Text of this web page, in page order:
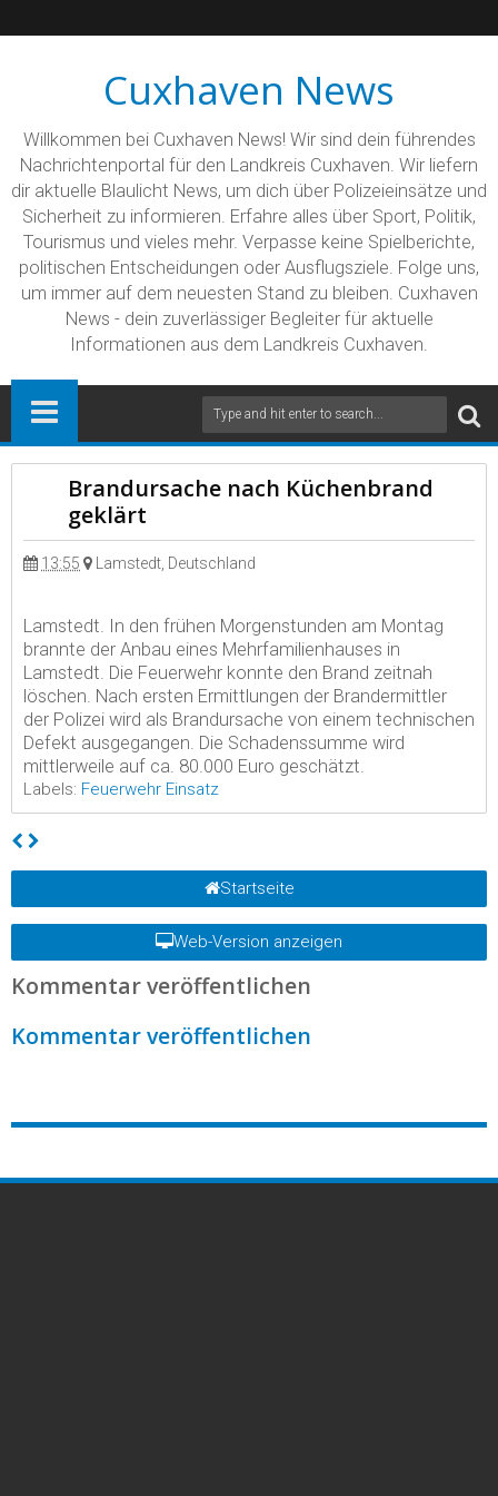
Cuxhaven News
Willkommen bei Cuxhaven News! Wir sind dein führendes
Nachrichtenportal für den Landkreis Cuxhaven. Wir liefern
dir aktuelle Blaulicht News, um dich über Polizeieinsätze und
Sicherheit zu informieren. Erfahre alles über Sport, Politik,
Tourismus und vieles mehr. Verpasse keine Spielberichte,
politischen Entscheidungen oder Ausflugsziele. Folge uns,
um immer auf dem neuesten Stand zu bleiben. Cuxhaven
News - dein zuverlässiger Begleiter für aktuelle
Informationen aus dem Landkreis Cuxhaven.
Brandursache nach Küchenbrand
geklärt
13:55 Lamstedt, Deutschland
Lamstedt. In den frühen Morgenstunden am Montag
brannte der Anbau eines Mehrfamilienhauses in
Lamstedt. Die Feuerwehr konnte den Brand zeitnah
löschen. Nach ersten Ermittlungen der Brandermittler
der Polizei wird als Brandursache von einem technischen
Defekt ausgegangen. Die Schadenssumme wird
mittlerweile auf ca. 80.000 Euro geschätzt.
Labels: Feuerwehr Einsatz
Startseite
Web-Version anzeigen
Kommentar veröffentlichen
Kommentar veröffentlichen